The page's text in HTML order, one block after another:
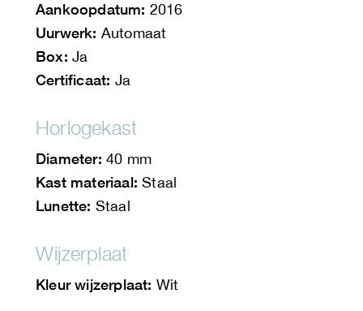
Aankoopdatum: 2016
Uurwerk: Automaat
Box: Ja
Certificaat: Ja
Horlogekast
Diameter: 40 mm
Kast materiaal: Staal
Lunette: Staal
Wijzerplaat
Kleur wijzerplaat: Wit